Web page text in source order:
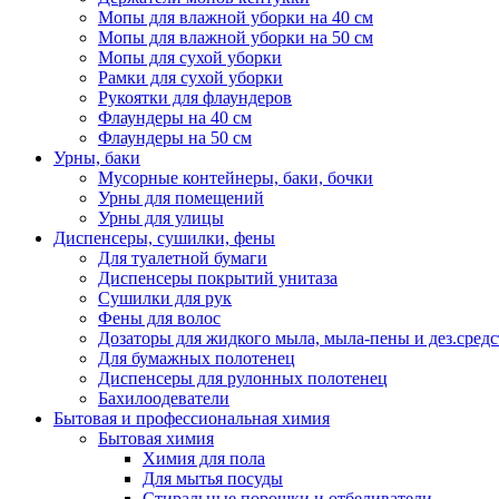
Мопы для влажной уборки на 40 см
Мопы для влажной уборки на 50 см
Мопы для сухой уборки
Рамки для сухой уборки
Рукоятки для флаундеров
Флаундеры на 40 см
Флаундеры на 50 см
Урны, баки
Мусорные контейнеры, баки, бочки
Урны для помещений
Урны для улицы
Диспенсеры, сушилки, фены
Для туалетной бумаги
Диспенсеры покрытий унитаза
Сушилки для рук
Фены для волос
Дозаторы для жидкого мыла, мыла-пены и
Для бумажных полотенец
Диспенсеры для рулонных полотенец
Бахилоодеватели
Бытовая и профессиональная химия
Бытовая химия
Химия для пола
Для мытья посуды